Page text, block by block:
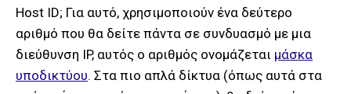
Host ID; Για αυτό, χρησιμοποιούν ένα δεύτερο
αριθμό που θα δείτε πάντα σε συνδυασμό με μια
διεύθυνση IP, αυτός ο αριθμός ονομάζεται μάσκα
υποδικτύου. Στα πιο απλά δίκτυα (όπως αυτά στα